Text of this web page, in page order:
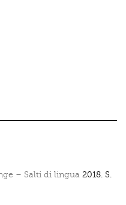
– Salti di lingua 2018. S.